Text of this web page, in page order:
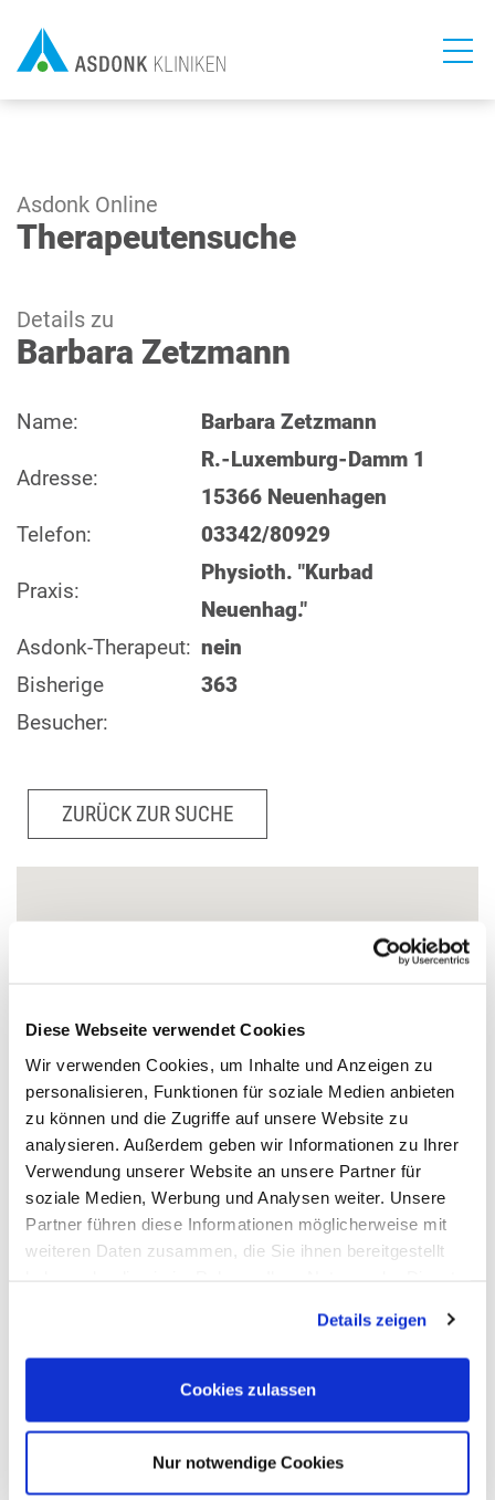
Diese Webseite verwendet Cookies
Wir verwenden Cookies, um Inhalte und Anzeigen zu
personalisieren, Funktionen für soziale Medien anbieten
zu können und die Zugriffe auf unsere Website zu
analysieren. Außerdem geben wir Informationen zu Ihrer
Verwendung unserer Website an unsere Partner für
soziale Medien, Werbung und Analysen weiter. Unsere
Partner führen diese Informationen möglicherweise mit
weiteren Daten zusammen, die Sie ihnen bereitgestellt
Details zeigen
Cookies zulassen
Nur notwendige Cookies
zum
Inhalt
Asdonk Online
Therapeutensuche
Details zu
Barbara Zetzmann
Name: Barbara Zetzmann
Adresse:
R.-Luxemburg-Damm 1
15366 Neuenhagen
Telefon:
03342/80929
Praxis:
Physioth. "Kurbad
Neuenhag."
Asdonk-Therapeut: nein
Bisherige
Besucher:
363
ZURÜCK ZUR SUCHE